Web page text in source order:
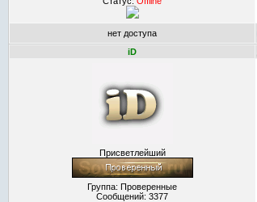
нет доступа
iD
Присветлейший
Группа: Проверенные
Сообщений: 3377